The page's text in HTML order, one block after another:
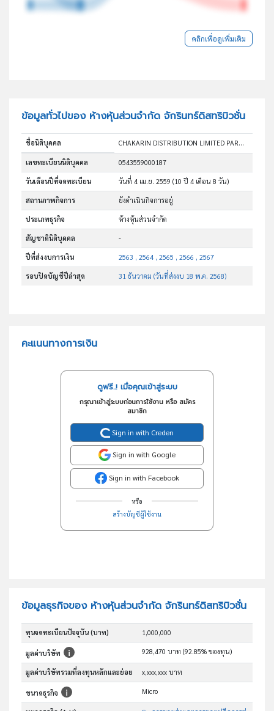
คลิกเพื่อดูเพิ่มเติม
ข้อมูลทั่วไปของ ห้างหุ้นส่วนจำกัด จักรินทร์ดิสทริบิวชั่น
ชื่อนิติบุคคล CHAKARIN DISTRIBUTION LIMITED PARTNERSHIP
เลขทะเบียนนิติบุคคล 0543559000187
วันเดือนปีที่จดทะเบียน วันที่ 4 เม.ย. 2559(10 ปี 4 เดือน 8 วัน)
สถานภาพกิจการ ยังดำเนินกิจการอยู่
ประเภทธุรกิจ ห้างหุ้นส่วนจำกัด
สัญชาตินิติบุคคล -
ปีที่ส่งงบการเงิน 2563 , 2564 , 2565 , 2566 , 2567
รอบปิดบัญชีปีล่าสุด 31 ธันวาคม (วันที่ส่งงบ 18 พ.ค. 2568)
คะแนนทางการเงิน
ดูฟรี..! เมื่อคุณเข้าสู่ระบบ
กรุณาเข้าสู่ระบบก่อนการใช้งาน หรือ สมัคร
สมาชิก
Sign in with Creden
Sign in with Google
Sign in with Facebook
หรือ
สร้างบัญชีผู้ใช้งาน
ข้อมูลธุรกิจของ ห้างหุ้นส่วนจำกัด จักรินทร์ดิสทริบิวชั่น
ทุนจดทะเบียนปัจจุบัน (บาท) 1,000,000
มูลค่าบริษัท 928,470 บาท (92.85% ของทุน)
มูลค่าบริษัทรวมที่ลงทุนหลักและย่อย x,xxx,xxx บาท
ขนาดธุรกิจ Micro